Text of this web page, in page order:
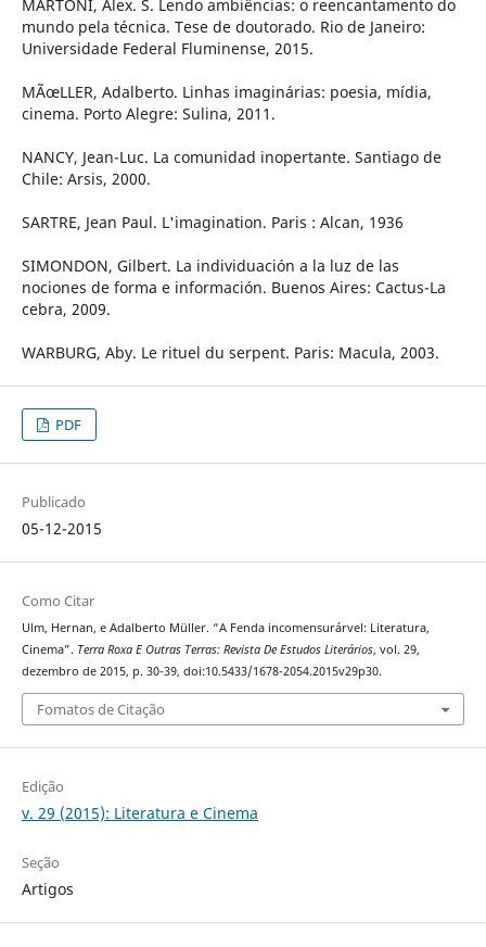
MARTONI, Alex. S. Lendo ambiências: o reencantamento do
mundo pela técnica. Tese de doutorado. Rio de Janeiro:
Universidade Federal Fluminense, 2015.
MÃœLLER, Adalberto. Linhas imaginárias: poesia, mídia,
cinema. Porto Alegre: Sulina, 2011.
NANCY, Jean-Luc. La comunidad inopertante. Santiago de
Chile: Arsis, 2000.
SARTRE, Jean Paul. L'imagination. Paris : Alcan, 1936
SIMONDON, Gilbert. La individuación a la luz de las
nociones de forma e información. Buenos Aires: Cactus-La
cebra, 2009.
WARBURG, Aby. Le rituel du serpent. Paris: Macula, 2003.
PDF
Publicado
05-12-2015
Como Citar
Ulm, Hernan, e Adalberto Müller. “A Fenda incomensurárvel: Literatura,
Cinema”. Terra Roxa E Outras Terras: Revista De Estudos Literários, vol. 29,
dezembro de 2015, p. 30-39, doi:10.5433/1678-2054.2015v29p30.
Fomatos de Citação
Edição
v. 29 (2015): Literatura e Cinema
Seção
Artigos